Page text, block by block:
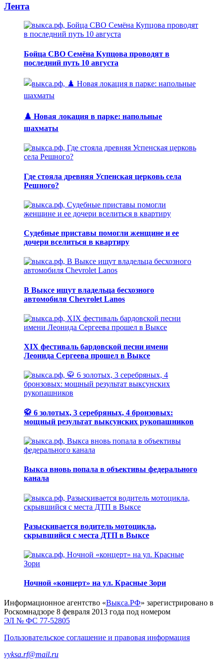
Лента
Бойца СВО Семёна Купцова проводят в
последний путь 10 августа
♟️ Новая локация в парке: напольные
шахматы
Где стояла древняя Успенская церковь села
Решного?
Судебные приставы помогли женщине и ее
дочери вселиться в квартиру
В Выксе ищут владельца бесхозного
автомобиля Chevrolet Lanos
XIX фестиваль бардовской песни имени
Леонида Сергеева прошел в Выксе
🥋 6 золотых, 3 серебряных, 4 бронзовых:
мощный результат выксунских рукопашников
Выкса вновь попала в объективы федерального
канала
Разыскивается водитель мотоцикла,
скрывшийся с места ДТП в Выксе
Ночной «концерт» на ул. Красные Зори
Информационное агентство «Выкса.РФ» зарегистрировано в
Роскомнадзоре 8 февраля 2013 года под номером
ЭЛ № ФС 77-52805
Пользовательское соглашение и правовая информация
vyksa.rf@mail.ru